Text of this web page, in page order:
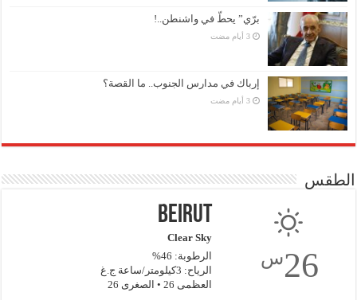
برّي” يحطّ في واشنطن..!
‏3 أيام مضت
إرباك في مدارس الجنوب.. ما القصة؟
‏3 أيام مضت
الطقس
26س
Beirut
Clear Sky
الرطوبة: 46%
الرياح: 3كيلومتر/ساعة ج.غ
العظمى 26 • الصغرى 26